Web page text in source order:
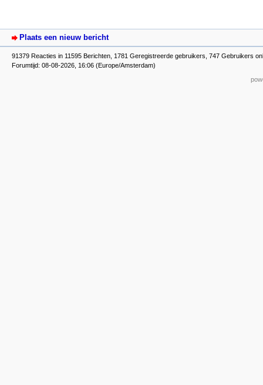
Plaats een nieuw bericht
91379 Reacties in 11595 Berichten, 1781 Geregistreerde gebruikers, 747 Gebruikers
Forumtijd: 08-08-2026, 16:06 (Europe/Amsterdam)